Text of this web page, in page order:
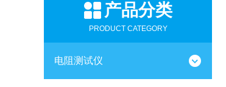
产品分类
PRODUCT CATEGORY
电阻测试仪